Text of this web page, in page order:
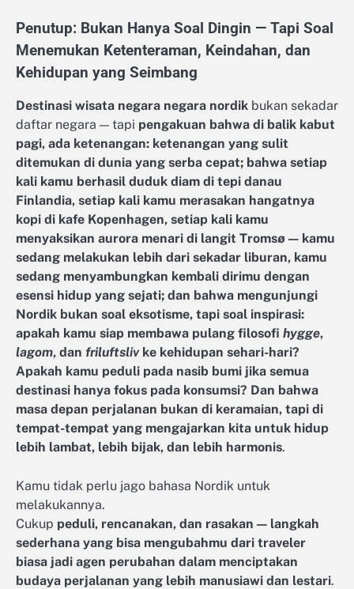
Penutup: Bukan Hanya Soal Dingin — Tapi Soal
Menemukan Ketenteraman, Keindahan, dan
Kehidupan yang Seimbang
Destinasi wisata negara negara nordik bukan sekadar
daftar negara — tapi pengakuan bahwa di balik kabut
pagi, ada ketenangan: ketenangan yang sulit
ditemukan di dunia yang serba cepat; bahwa setiap
kali kamu berhasil duduk diam di tepi danau
Finlandia, setiap kali kamu merasakan hangatnya
kopi di kafe Kopenhagen, setiap kali kamu
menyaksikan aurora menari di langit Tromsø — kamu
sedang melakukan lebih dari sekadar liburan, kamu
sedang menyambungkan kembali dirimu dengan
esensi hidup yang sejati; dan bahwa mengunjungi
Nordik bukan soal eksotisme, tapi soal inspirasi:
apakah kamu siap membawa pulang filosofi hygge,
lagom, dan friluftslivke kehidupan sehari-hari?
Apakah kamu peduli pada nasib bumi jika semua
destinasi hanya fokus pada konsumsi? Dan bahwa
masa depan perjalanan bukan di keramaian, tapi di
tempat-tempat yang mengajarkan kita untuk hidup
lebih lambat, lebih bijak, dan lebih harmonis.
Kamu tidak perlu jago bahasa Nordik untuk
melakukannya.
Cukup peduli, rencanakan, dan rasakan — langkah
sederhana yang bisa mengubahmu dari traveler
biasa jadi agen perubahan dalam menciptakan
budaya perjalanan yang lebih manusiawi dan lestari.